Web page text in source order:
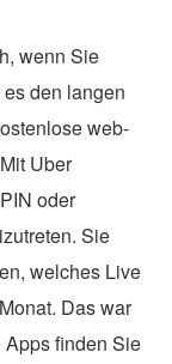
wenn Sie
den langen
web-
Uber
oder
Sie
welches Live
Das war
finden Sie